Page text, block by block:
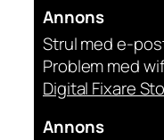
Annons
Strul med e-
Problem med
Digital Fixare
Annons